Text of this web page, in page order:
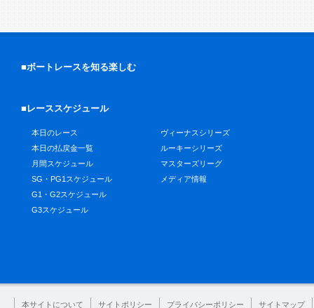
■ボートレースを知る楽しむ
■レーススケジュール
本日のレース
本日の払戻金一覧
月間スケジュール
SG・PG1スケジュール
G1・G2スケジュール
G3スケジュール
ヴィーナスシリーズ
ルーキーシリーズ
マスターズリーグ
メディア情報
本サイトについて サイトポリシー プライバシーポリシー サイトマップ